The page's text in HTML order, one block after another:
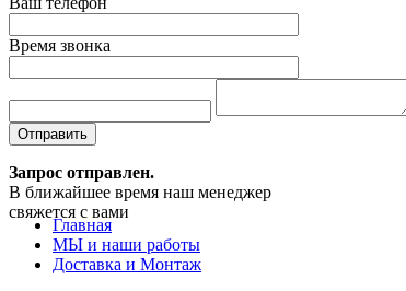
Время звонка
Отправить
Запрос отправлен.
В ближайшее время наш менеджер
свяжется с вами
Главная
МЫ и наши работы
Доставка и Монтаж